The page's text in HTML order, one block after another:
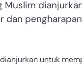
pengharapan
untuk